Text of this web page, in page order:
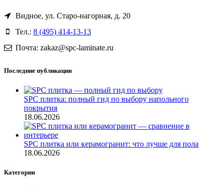
Видное, ул. Старо-нагорная, д. 20
Тел.: 8 (495) 414-13-13
Почта: zakaz@spc-laminate.ru
Последние публикации
SPC плитка: полный гид по выбору напольного
покрытия
18.06.2026
SPC плитка или керамогранит: что лучше для пола
18.06.2026
Категории